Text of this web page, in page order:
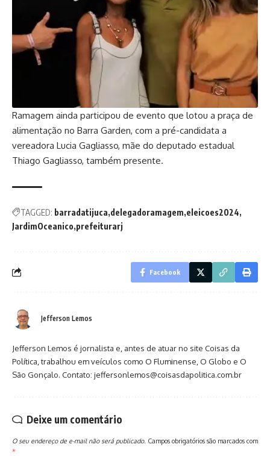
Ramagem ainda participou de evento que lotou a praça de
alimentação no Barra Garden, com a pré-candidata a
vereadora Lucia Gagliasso, mãe do deputado estadual
Thiago Gagliasso, também presente.
TAGGED: barradatijuca delegadoramagem eleicoes2024
JardimOceanico prefeiturarj
Facebook
Jefferson Lemos
Jefferson Lemos é jornalista e, antes de atuar no site Coisas da
Política, trabalhou em veículos como O Fluminense, O Globo e O
São Gonçalo. Contato: jeffersonlemos@coisasdapolitica.com.br
Deixe um comentário
O seu endereço de e-mail não será publicado. Campos obrigatórios são marcados com
*